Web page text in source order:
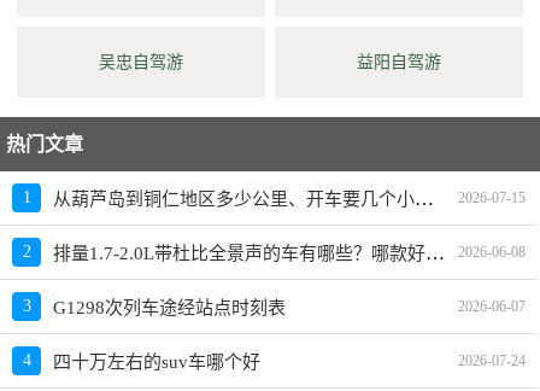
吴忠自驾游 益阳自驾游
热门文章
1 从葫芦岛到铜仁地区多少公里、开车要几个小时？过路费、油费等 2026-07-15
2 排量1.7-2.0L带杜比全景声的车有哪些？哪款好？价格多少 2026-06-08
3 G1298次列车途经站点时刻表 2026-06-07
4 四十万左右的suv车哪个好 2026-07-24